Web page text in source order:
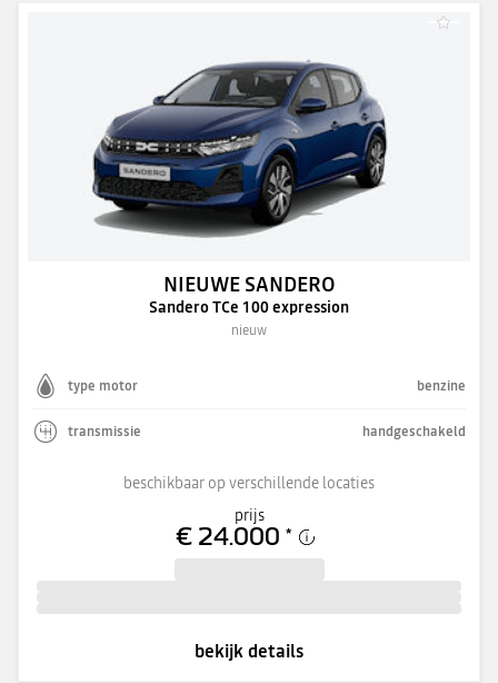
NIEUWE SANDERO
Sandero TCe 100 expression
nieuw
type motor benzine
transmissie handgeschakeld
beschikbaar op verschillende locaties
prijs
€ 24.000 *
bekijk details